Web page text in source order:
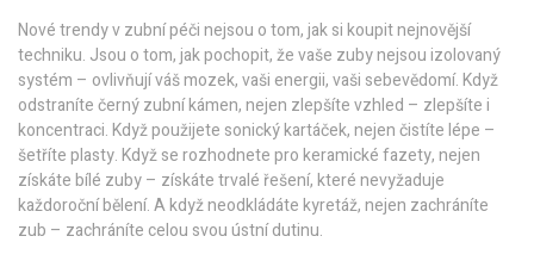
Nové trendy v zubní péči nejsou o tom, jak si koupit nejnovější
techniku. Jsou o tom, jak pochopit, že vaše zuby nejsou izolovaný
systém – ovlivňují váš mozek, vaši energii, vaši sebevědomí. Když
odstraníte černý zubní kámen, nejen zlepšíte vzhled – zlepšíte i
koncentraci. Když použijete sonický kartáček, nejen čistíte lépe –
šetříte plasty. Když se rozhodnete pro keramické fazety, nejen
získáte bílé zuby – získáte trvalé řešení, které nevyžaduje
každoroční bělení. A když neodkládáte kyretáž, nejen zachráníte
zub – zachráníte celou svou ústní dutinu.